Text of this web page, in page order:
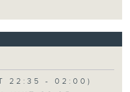
22:35 - 02:00)